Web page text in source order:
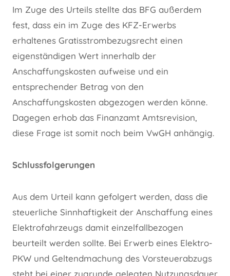
Im Zuge des Urteils stellte das BFG außerdem
fest, dass ein im Zuge des KFZ-Erwerbs
erhaltenes Gratisstrombezugsrecht einen
eigenständigen Wert innerhalb der
Anschaffungskosten aufweise und ein
entsprechender Betrag von den
Anschaffungskosten abgezogen werden könne.
Dagegen erhob das Finanzamt Amtsrevision,
diese Frage ist somit noch beim VwGH anhängig.
Schlussfolgerungen
Aus dem Urteil kann gefolgert werden, dass die
steuerliche Sinnhaftigkeit der Anschaffung eines
Elektrofahrzeugs damit einzelfallbezogen
beurteilt werden sollte. Bei Erwerb eines Elektro-
PKW und Geltendmachung des Vorsteuerabzugs
steht bei einer zugrunde gelegten Nutzungsdauer